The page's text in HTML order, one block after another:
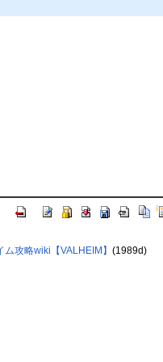
ム攻略wiki【VALHEIM】 (1989d)